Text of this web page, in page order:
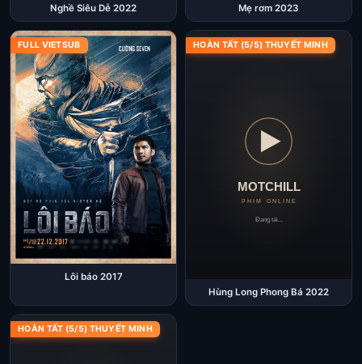
Nghề Siêu Dễ 2022 Mẹ rơm 2023
FULL VIETSUB
Lôi báo 2017
HOÀN TẤT (5/5) THUYẾT MINH
Hùng Long Phong Bá 2022
HOÀN TẤT (5/5) THUYẾT MINH